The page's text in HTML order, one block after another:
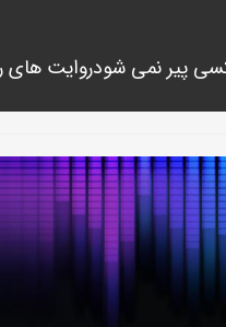
پیر نمی شودروایت های